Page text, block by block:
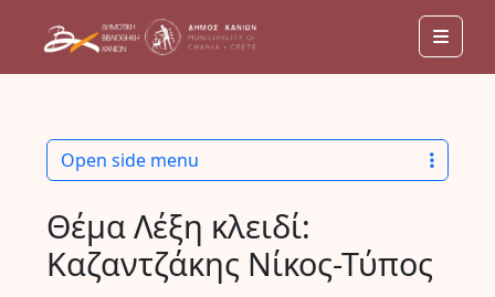
Θέμα Λέξη κλειδί:
Καζαντζάκης Νίκος-Τύπος
Open side menu